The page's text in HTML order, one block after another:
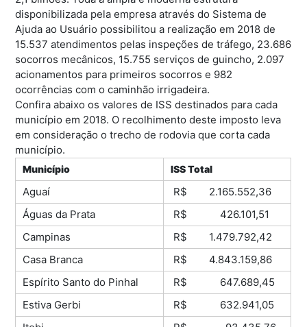
disponibilizada pela empresa através do Sistema de
Ajuda ao Usuário possibilitou a realização em 2018 de
15.537 atendimentos pelas inspeções de tráfego, 23.686
socorros mecânicos, 15.755 serviços de guincho, 2.097
acionamentos para primeiros socorros e 982
ocorrências com o caminhão irrigadeira.
Confira abaixo os valores de ISS destinados para cada
município em 2018. O recolhimento deste imposto leva
em consideração o trecho de rodovia que corta cada
município.
Município ISS Total
Aguaí
R$ 2.165.552,36
Águas da Prata
R$ 426.101,51
Campinas
R$ 1.479.792,42
Casa Branca
R$ 4.843.159,86
Espírito Santo do Pinhal
R$ 647.689,45
Estiva Gerbi
R$ 632.941,05